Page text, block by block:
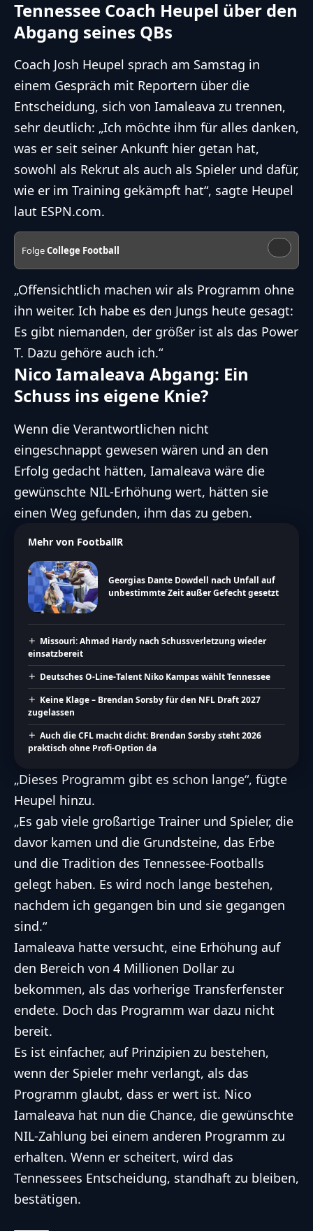
Tennessee Coach Heupel über den
Abgang seines QBs
Coach Josh Heupel sprach am Samstag in
einem Gespräch mit Reportern über die
Entscheidung, sich von Iamaleava zu trennen,
sehr deutlich: „Ich möchte ihm für alles danken,
was er seit seiner Ankunft hier getan hat,
sowohl als Rekrut als auch als Spieler und dafür,
wie er im Training gekämpft hat“, sagte Heupel
laut ESPN.com.
FolgeCollege Football
„Offensichtlich machen wir als Programm ohne
ihn weiter. Ich habe es den Jungs heute gesagt:
Es gibt niemanden, der größer ist als das Power
T. Dazu gehöre auch ich.“
Nico Iamaleava Abgang: Ein
Schuss ins eigene Knie?
Wenn die Verantwortlichen nicht
eingeschnappt gewesen wären und an den
Erfolg gedacht hätten, Iamaleava wäre die
gewünschte NIL-Erhöhung wert, hätten sie
einen Weg gefunden, ihm das zu geben.
Mehr von FootballR
Georgias Dante Dowdell nach Unfall auf
unbestimmte Zeit außer Gefecht gesetzt
Missouri: Ahmad Hardy nach Schussverletzung wieder
einsatzbereit
Deutsches O-Line-Talent Niko Kampas wählt Tennessee
Keine Klage – Brendan Sorsby für den NFL Draft 2027
zugelassen
Auch die CFL macht dicht: Brendan Sorsby steht 2026
praktisch ohne Profi-Option da
„Dieses Programm gibt es schon lange“, fügte
Heupel hinzu.
„Es gab viele großartige Trainer und Spieler, die
davor kamen und die Grundsteine, das Erbe
und die Tradition des Tennessee-Footballs
gelegt haben. Es wird noch lange bestehen,
nachdem ich gegangen bin und sie gegangen
sind.“
Iamaleava hatte versucht, eine Erhöhung auf
den Bereich von 4 Millionen Dollar zu
bekommen, als das vorherige Transferfenster
endete. Doch das Programm war dazu nicht
bereit.
Es ist einfacher, auf Prinzipien zu bestehen,
wenn der Spieler mehr verlangt, als das
Programm glaubt, dass er wert ist. Nico
Iamaleava hat nun die Chance, die gewünschte
NIL-Zahlung bei einem anderen Programm zu
erhalten. Wenn er scheitert, wird das
Tennessees Entscheidung, standhaft zu bleiben,
bestätigen.